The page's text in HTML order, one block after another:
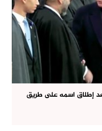
إطلاق اسمه على طريق